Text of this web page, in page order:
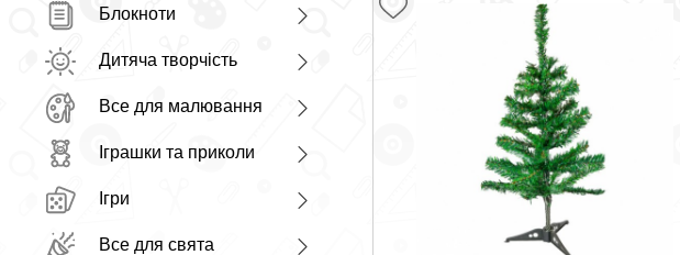
Блокноти
Дитяча творчість
Все для малювання
Іграшки та приколи
Ігри
Все для свята